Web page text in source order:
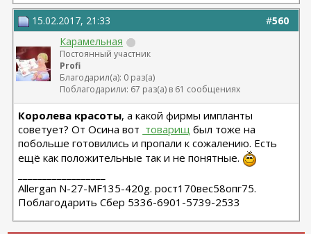
#560
15.02.2017, 21:33
Карамельная
Постоянный участник
Profi
Благодарил(а): 0 раз(а)
Поблагодарили: 67 раз(а) в 61 сообщениях
Королева красоты, а какой фирмы импланты
советует? От Осина вот товарищ был тоже на
побольше готовились и пропали к сожалению. Есть
ещё как положительные так и не понятные.
Allergan N-27-MF135-420g. рост170вес58опг75.
Поблагодарить Сбер 5336-6901-5739-2533